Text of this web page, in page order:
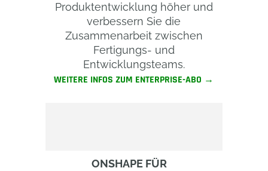
Produktentwicklung höher und
verbessern Sie die
Zusammenarbeit zwischen
Fertigungs- und
Entwicklungsteams.
WEITERE INFOS ZUM ENTERPRISE-ABO →
ONSHAPE FÜR